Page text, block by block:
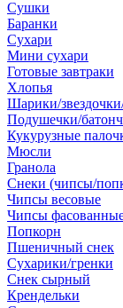
Сушки
Баранки
Сухари
Мини сухари
Готовые завтраки
Хлопья
Шарики/
Подушечки/
Кукурузные
Мюсли
Гранола
Снеки (чипсы/
Чипсы весовые
Чипсы
Попкорн
Пшеничный снек
Сухарики/гренки
Снек сырный
Крендельки